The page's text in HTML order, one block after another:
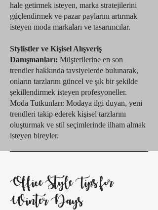
hale getirmek isteyen, marka stratejilerini
güçlendirmek ve pazar paylarını artırmak
isteyen moda markaları ve tasarımcılar.
Stylistler ve Kişisel Alışveriş
Danışmanları: Müşterilerine en son
trendler hakkında tavsiyelerde bulunarak,
onların tarzlarını güncel ve şık bir şekilde
şekillendirmek isteyen profesyoneller.
Moda Tutkunları: Modaya ilgi duyan, yeni
trendleri takip ederek kişisel tarzlarını
oluşturmak ve stil seçimlerinde ilham almak
isteyen bireyler.
Office Style Tips for
Winter Days